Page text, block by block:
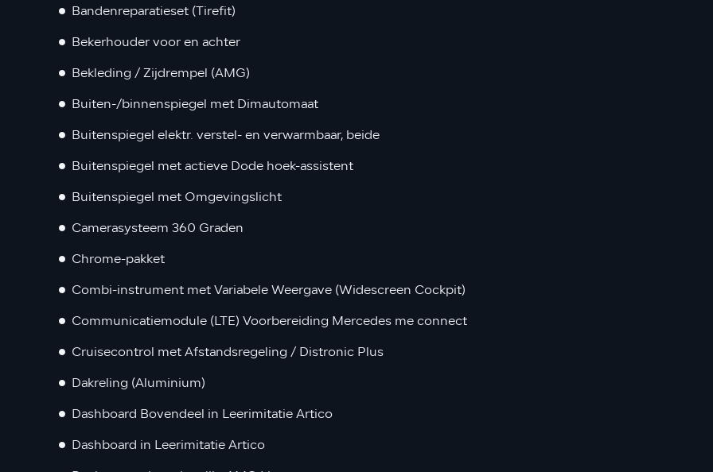
Bandenreparatieset (Tirefit)
Bekerhouder voor en achter
Bekleding / Zijdrempel (AMG)
Buiten-/binnenspiegel met Dimautomaat
Buitenspiegel elektr. verstel- en verwarmbaar, beide
Buitenspiegel met actieve Dode hoek-assistent
Buitenspiegel met Omgevingslicht
Camerasysteem 360 Graden
Chrome-pakket
Combi-instrument met Variabele Weergave (Widescreen Cockpit)
Communicatiemodule (LTE) Voorbereiding Mercedes me connect
Cruisecontrol met Afstandsregeling / Distronic Plus
Dakreling (Aluminium)
Dashboard Bovendeel in Leerimitatie Artico
Dashboard in Leerimitatie Artico